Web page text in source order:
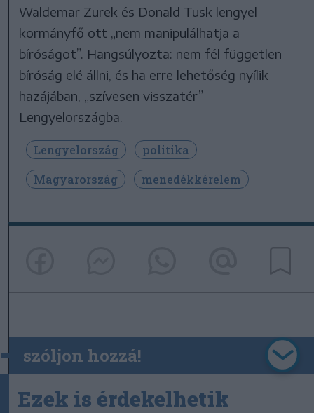
Waldemar Zurek és Donald Tusk lengyel
kormányfő ott „nem manipulálhatja a
bíróságot”. Hangsúlyozta: nem fél független
bíróság elé állni, és ha erre lehetőség nyílik
hazájában, „szívesen visszatér”
Lengyelországba.
Lengyelország
politika
Magyarország
menedékkérelem
szóljon hozzá!
Ezek is érdekelhetik